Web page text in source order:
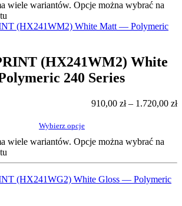
wiele wariantów. Opcje można wybrać na
(HX241WM2) White
240 Series
910,00 zł– 1.720,00 zł
Wybierz opcje
wiele wariantów. Opcje można wybrać na